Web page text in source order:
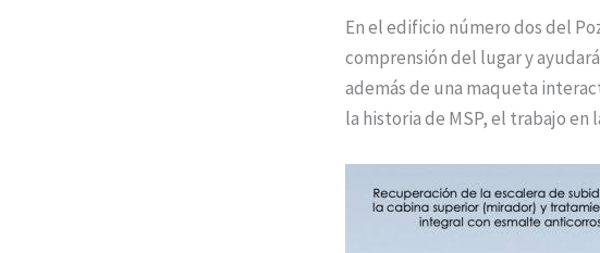
En el edificio número dos del
comprensión del lugar y
además de una maqueta
la historia de MSP, el trabajo